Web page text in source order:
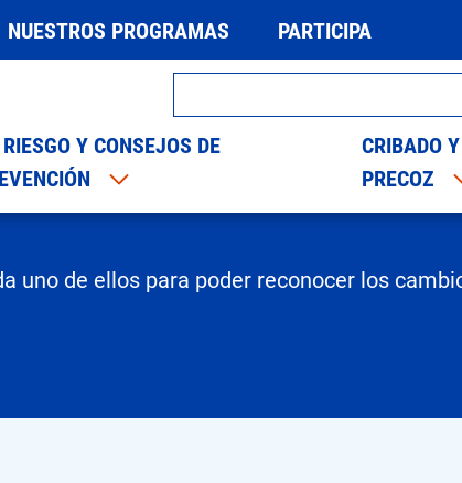
NUESTROS PROGRAMAS PARTICIPA
Y CONSEJOS DE
CRIBADO
PRECOZ
uno de ellos para poder reconocer los